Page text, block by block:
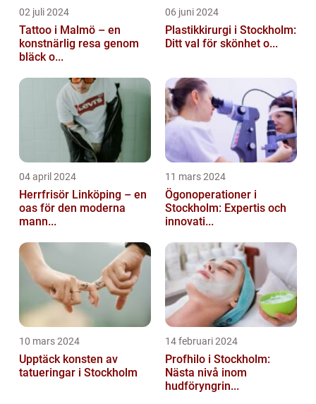
02 juli 2024
Tattoo i Malmö – en
konstnärlig resa genom
bläck o...
06 juni 2024
Plastikkirurgi i Stockholm:
Ditt val för skönhet o...
04 april 2024
Herrfrisör Linköping – en
oas för den moderna
mann...
11 mars 2024
Ögonoperationer i
Stockholm: Expertis och
innovati...
10 mars 2024
Upptäck konsten av
tatueringar i Stockholm
14 februari 2024
Profhilo i Stockholm:
Nästa nivå inom
hudföryngrin...